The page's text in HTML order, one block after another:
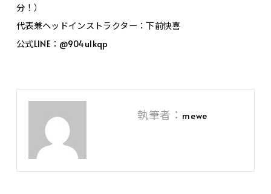
分！）
代表兼ヘッドインストラクター：下前快喜
公式LINE：@904ulkqp
執筆者： mewe